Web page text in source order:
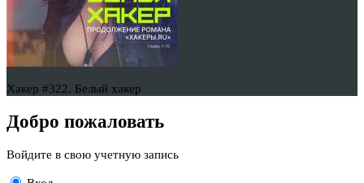
Хакер #322. Белый хакер
Добро пожаловать
Войдите в свою учетную запись